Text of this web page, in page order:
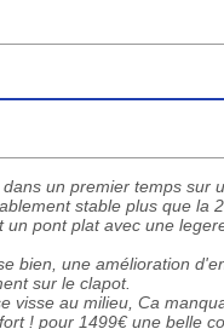
un premier temps sur
stable plus que la
pont plat avec une
bien, une amélioration
sur le clapot.
visse au milieu, Ca
! pour 1499€ une belle